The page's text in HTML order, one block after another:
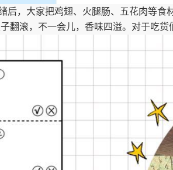
后，大家把鸡翅、火腿肠、五花肉等食
翻滚，不一会儿，香味四溢。对于吃